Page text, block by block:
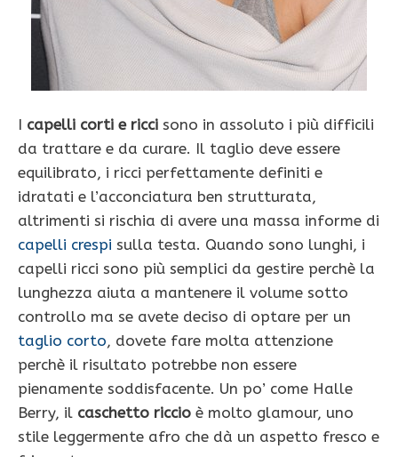
I capelli corti e ricci sono in assoluto i più difficili
da trattare e da curare. Il taglio deve essere
equilibrato, i ricci perfettamente definiti e
idratati e l’acconciatura ben strutturata,
altrimenti si rischia di avere una massa informe di
capelli crespi sulla testa. Quando sono lunghi, i
capelli ricci sono più semplici da gestire perchè la
lunghezza aiuta a mantenere il volume sotto
controllo ma se avete deciso di optare per un
taglio corto, dovete fare molta attenzione
perchè il risultato potrebbe non essere
pienamente soddisfacente. Un po’ come Halle
Berry, il caschetto riccio è molto glamour, uno
stile leggermente afro che dà un aspetto fresco e